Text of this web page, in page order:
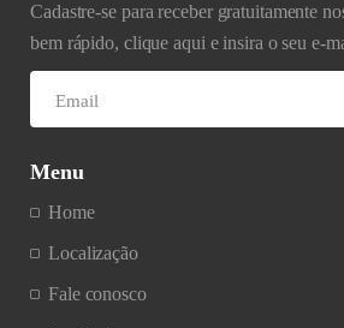
Cadastre-se para receber gratuitamente
bem rápido, clique aqui e insira o seu e-
Menu
Home
Localização
Fale conosco